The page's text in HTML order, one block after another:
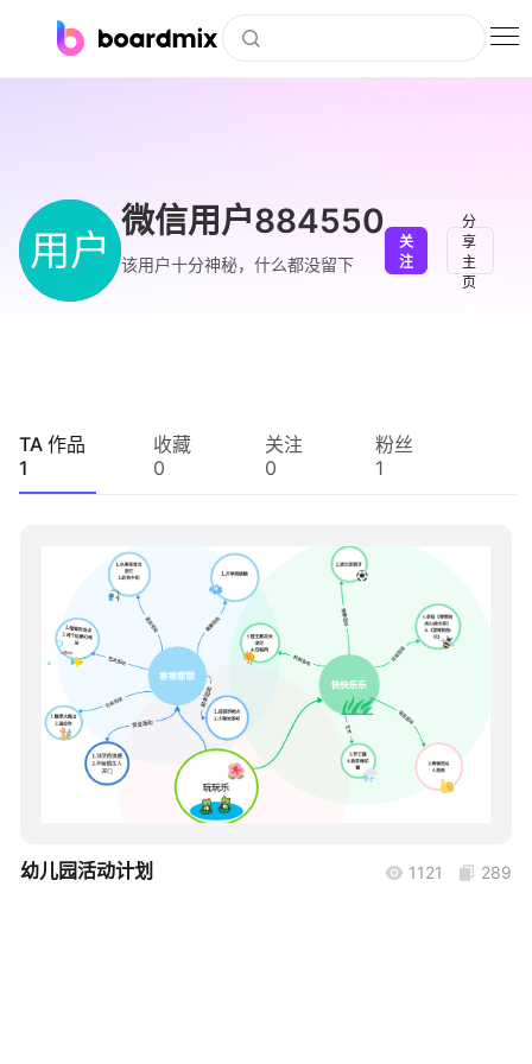
下载
会员
企业服务
知识分享社区
用户
微信用户884550
该用户十分神秘，什么都没留下
关
注
分
享
主
页
TA 作品
1
收藏
0
关注
0
粉丝
1
幼儿园活动计划 1121 289